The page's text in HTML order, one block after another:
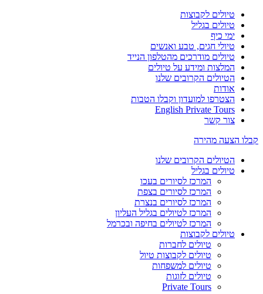
טיולים לקבוצות
טיולים בגליל
ימי כיף
טיולי חגים, טבע ואנשים
טיולים מודרכים מהטלפון הנייד
המלצות ומידע על טיולים
הטיולים הקרובים שלנו
אודות
הצטרפו למועדון וקבלו הטבות
English Private Tours
צור קשר
קבלו הצעה מהירה
הטיולים הקרובים שלנו
טיולים בגליל
המרכז לסיורים בעכו
המרכז לסיורים בצפת
המרכז לסיורים בנצרת
המרכז לטיולים בגליל העליון
המרכז לטיולים בחיפה ובכרמל
טיולים לקבוצות
טיולים לחברות
טיולים לקבוצות טיול
טיולים למשפחות
טיולים לזוגות
Private Tours